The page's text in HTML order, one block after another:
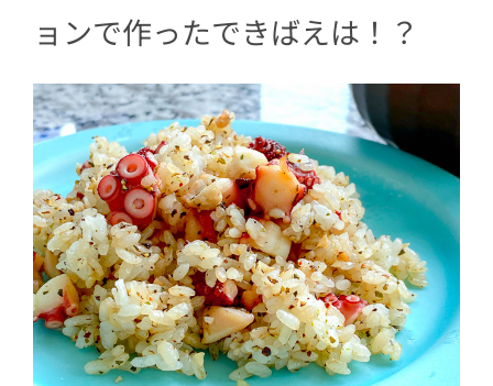
ョンで作ったできばえは！？